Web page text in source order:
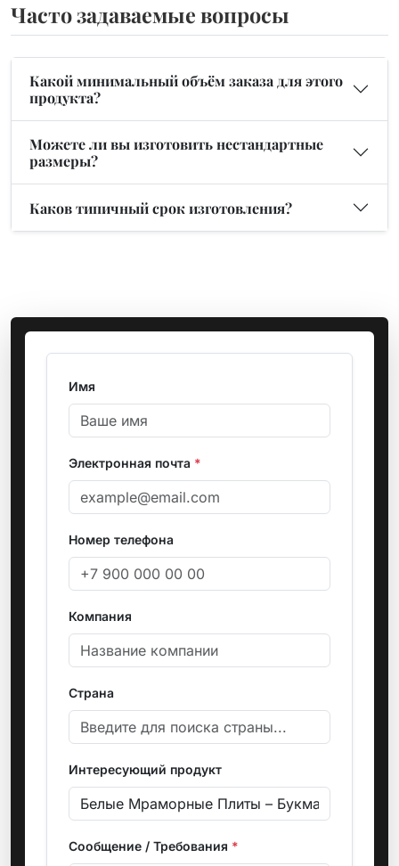
Часто задаваемые вопросы
Какой минимальный объём заказа для этого
продукта?
Можете ли вы изготовить нестандартные
размеры?
Каков типичный срок изготовления?
Имя
Электронная почта *
Номер телефона
Компания
Страна
Интересующий продукт
Сообщение / Требования *